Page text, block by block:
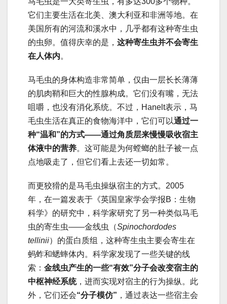
它们主要生活在北美、澳大利亚和非洲等地。在
美国所有的河流和溪水中，几乎都有这种寄生虫
的虫卵。值得庆幸的是， 这种寄生虫并不会寄生
在人体内。
马毛虫的身体构造非常简单，仅由一层长长薄薄
的肌肉鞘和巨大的性腺构成。它们没有嘴，无法
咀嚼，也没有消化系统。不过，Hanelt表示，马
毛虫生活在真正的食物海洋中，它们可以通过一
种“温和”的方式——通过角质层来慢慢吸收宿主
体液中的营养。这可能是为何螳螂的肚子被一点
点地吸走了，但它们看上去还一切如常。
而更狡猾的是马毛虫操纵宿主的方式。2005
年，在一篇发表于《英国皇家学会学报B：生物
科学》的研究中，科学家研究了另一种类似马毛
虫的寄生虫——金线虫（Spinochordodes
tellinii）的蛋白质组，这种寄生虫主要会寄生在
蚂蚱和蟋蟀体内。科学家发现了一些关键的线
索： 金线虫产生的一些“有效”分子会改变宿主的
中枢神经系统，进而实现对宿主的行为操纵。此
外，它们还会“分子模仿” ，通过表达一些宿主会